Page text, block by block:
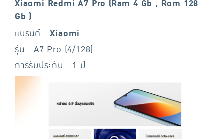
Xiaomi Redmi A7 Pro (Ram 4 Gb , Rom 128
Gb )
แบรนด์ :Xiaomi
รุ่น : A7 Pro (4/128)
การรับประกัน : 1 ปี